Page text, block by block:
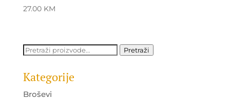
27.00 KM
Pretraži: Pretraži
Kategorije
Broševi